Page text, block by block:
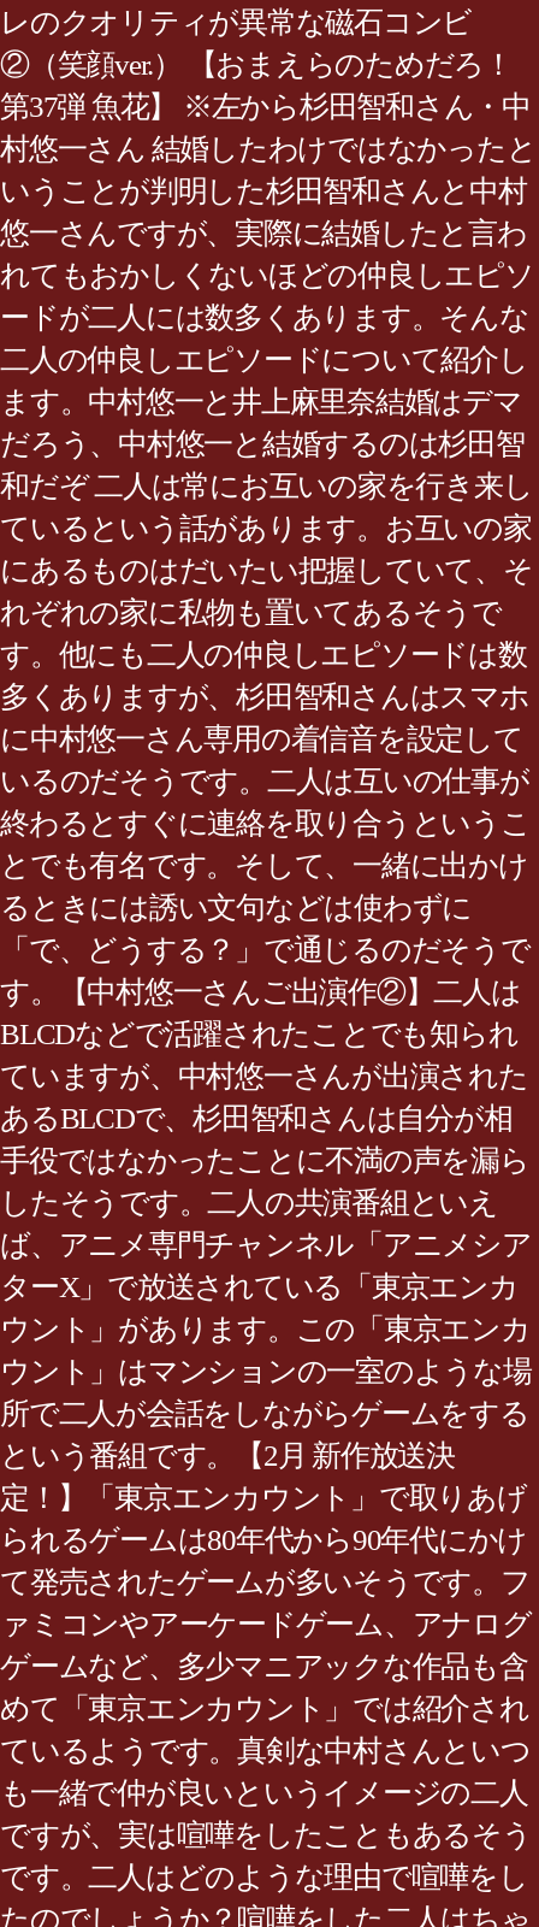
レのクオリティが異常な磁石コンビ
②（笑顔ver.） 【おまえらのためだろ！
第37弾 魚花】 ※左から杉田智和さん・中
村悠一さん 結婚したわけではなかったと
いうことが判明した杉田智和さんと中村
悠一さんですが、実際に結婚したと言わ
れてもおかしくないほどの仲良しエピソ
ードが二人には数多くあります。そんな
二人の仲良しエピソードについて紹介し
ます。中村悠一と井上麻里奈結婚はデマ
だろう、中村悠一と結婚するのは杉田智
和だぞ 二人は常にお互いの家を行き来し
ているという話があります。お互いの家
にあるものはだいたい把握していて、そ
れぞれの家に私物も置いてあるそうで
す。他にも二人の仲良しエピソードは数
多くありますが、杉田智和さんはスマホ
に中村悠一さん専用の着信音を設定して
いるのだそうです。二人は互いの仕事が
終わるとすぐに連絡を取り合うというこ
とでも有名です。そして、一緒に出かけ
るときには誘い文句などは使わずに
「で、どうする？」で通じるのだそうで
す。【中村悠一さんご出演作②】二人は
BLCDなどで活躍されたことでも知られ
ていますが、中村悠一さんが出演された
あるBLCDで、杉田智和さんは自分が相
手役ではなかったことに不満の声を漏ら
したそうです。二人の共演番組といえ
ば、アニメ専門チャンネル「アニメシア
ターX」で放送されている「東京エンカ
ウント」があります。この「東京エンカ
ウント」はマンションの一室のような場
所で二人が会話をしながらゲームをする
という番組です。【2月 新作放送決
定！】「東京エンカウント」で取りあげ
られるゲームは80年代から90年代にかけ
て発売されたゲームが多いそうです。フ
ァミコンやアーケードゲーム、アナログ
ゲームなど、多少マニアックな作品も含
めて「東京エンカウント」では紹介され
ているようです。真剣な中村さんといつ
も一緒で仲が良いというイメージの二人
ですが、実は喧嘩をしたこともあるそう
です。二人はどのような理由で喧嘩をし
たのでしょうか？喧嘩をした二人はちゃ